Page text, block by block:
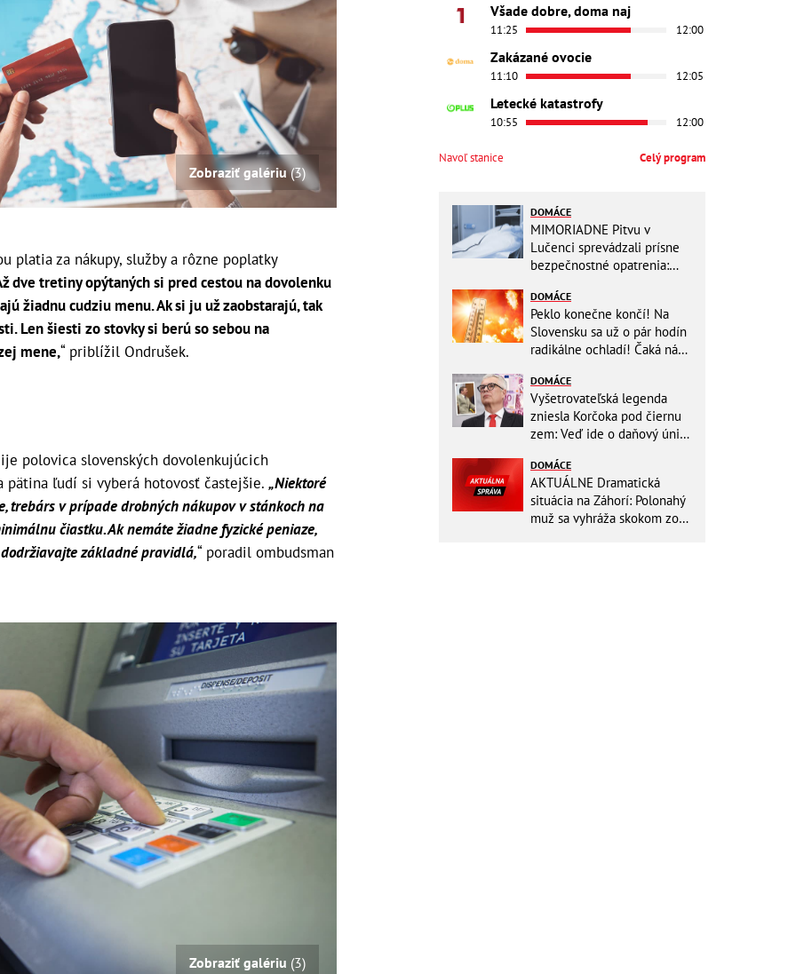
Zobraziť galériu(3)
platia za nákupy, služby a rôzne poplatky
dve tretiny opýtaných si pred cestou na dovolenku
žiadnu cudziu menu. Ak si ju už zaobstarajú, tak
Len šiesti zo stovky si berú so sebou na
mene,“ priblížil Ondrušek.
polovica slovenských dovolenkujúcich
pätina ľudí si vyberá hotovosť častejšie. „Niektoré
trebárs v prípade drobných nákupov v stánkoch na
čiastku. Ak nemáte žiadne fyzické peniaze,
základné pravidlá,“ poradil ombudsman
Zobraziť galériu (3)
Všade dobre, doma naj
11:25 12:00
Zakázané ovocie
11:10 12:05
Letecké katastrofy
10:55 12:00
Navoľ stanice Celý program
DOMÁCE
MIMORIADNE Pitvu v
Lučenci sprevádzali prísne
bezpečnostné opatrenia:
DOMÁCE
Peklo konečne končí! Na
Slovensku sa už o pár hodín
radikálne ochladí! Čaká nás
DOMÁCE
Vyšetrovateľská legenda
zniesla Korčoka pod čiernu
zem: Veď ide o daňový únik
basou!
DOMÁCE
AKTUÁLNE Dramatická
situácia na Záhorí: Polonahý
muž sa vyhráža skokom zo